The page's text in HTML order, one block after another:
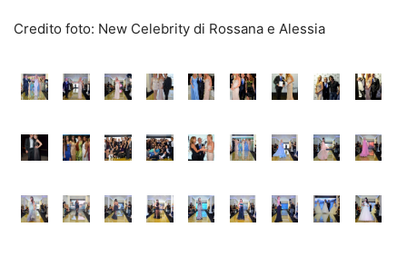
Credito foto: New Celebrity di Rossana e Alessia